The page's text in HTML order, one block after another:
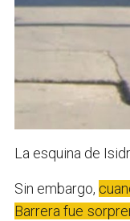
La esquina de
Sin embargo,
Barrera fue